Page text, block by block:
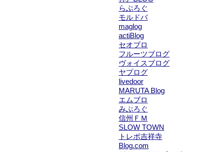
らぶろぐ
モルドバ
maglog
actiBlog
セオブロ
フルーツブログ
ヴォイスブログ
ヤプログ
livedoor
MARUTA Blog
エムブロ
みぶろぐ
信州ＦＭ
SLOW TOWN
トレボ吉祥寺
Blog.com